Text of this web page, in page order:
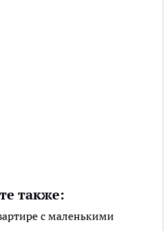
также:
с маленькими